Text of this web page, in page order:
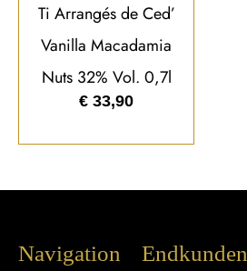
Ti Arrangés de Ced’
Vanilla Macadamia
Nuts 32% Vol. 0,7l
€ 33,90
Navigation Endkunden